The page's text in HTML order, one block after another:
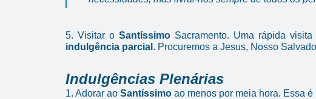
5. Visitar oSantíssimo Sacramento. Uma rápida
indulgência parcial . Procuremos a Jesus, Nosso
Indulgências Plenárias
1. Adorar ao Santíssimo ao menos por meia hora. Essa